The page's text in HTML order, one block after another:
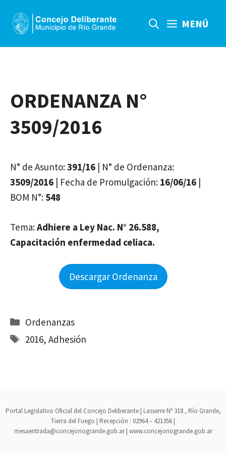
contenido
MENÚ
ORDENANZA N°
3509/2016
N° de Asunto:391/16 | N° de Ordenanza:
3509/2016 | Fecha de Promulgación: 16/06/16 |
BOM N°: 548
Tema:Adhiere a Ley Nac. N° 26.588,
Capacitación enfermedad celiaca.
Descargar Ordenanza
Categorías
Ordenanzas
Etiquetas
2016,Adhesión
Portal Legislativo Oficial del Concejo Deliberante | Lasserre Nº 318 , Río Grande,
Tierra del Fuego | Recepción : 02964 – 421356 |
mesaentrada@concejoriogrande.gob.ar | www.concejoriogrande.gob.ar